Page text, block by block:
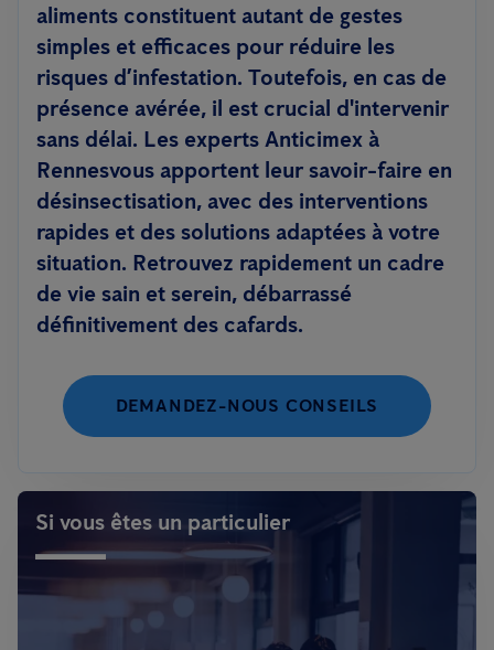
aliments constituent autant de gestes
simples et efficaces pour réduire les
risques d’infestation. Toutefois, en cas de
présence avérée, il est crucial d'intervenir
sans délai. Les experts Anticimex à
Rennesvous apportent leur savoir-faire en
désinsectisation, avec des interventions
rapides et des solutions adaptées à votre
situation. Retrouvez rapidement un cadre
de vie sain et serein, débarrassé
définitivement des cafards.
DEMANDEZ-NOUS CONSEILS
Si vous êtes un particulier